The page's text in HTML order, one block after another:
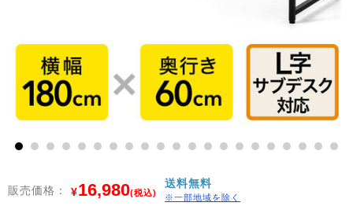
10 11 12 13 14 15 16 17 18 19 20
販売価格： ¥16,980(税込)
送料無料
※一部地域を除く